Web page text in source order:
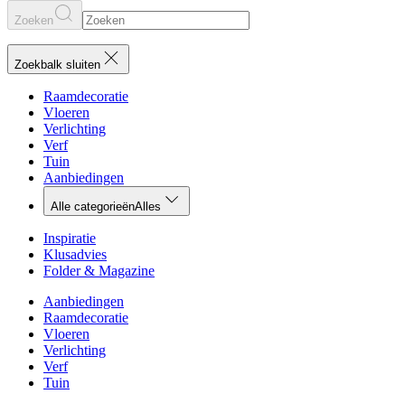
Zoeken
Zoekbalk sluiten
Raamdecoratie
Vloeren
Verlichting
Verf
Tuin
Aanbiedingen
Alle categorieënAlles
Inspiratie
Klusadvies
Folder & Magazine
Aanbiedingen
Raamdecoratie
Vloeren
Verlichting
Verf
Tuin